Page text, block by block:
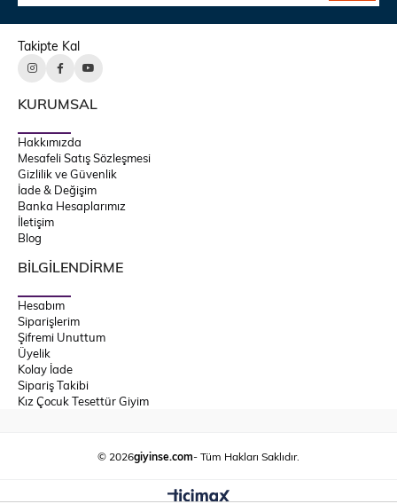
Takipte Kal
KURUMSAL
Hakkımızda
Mesafeli Satış Sözleşmesi
Gizlilik ve Güvenlik
İade & Değişim
Banka Hesaplarımız
İletişim
Blog
BİLGİLENDİRME
Hesabım
Siparişlerim
Şifremi Unuttum
Üyelik
Kolay İade
Sipariş Takibi
Kız Çocuk Tesettür Giyim
© 2026giyinse.com- Tüm Hakları Saklıdır.